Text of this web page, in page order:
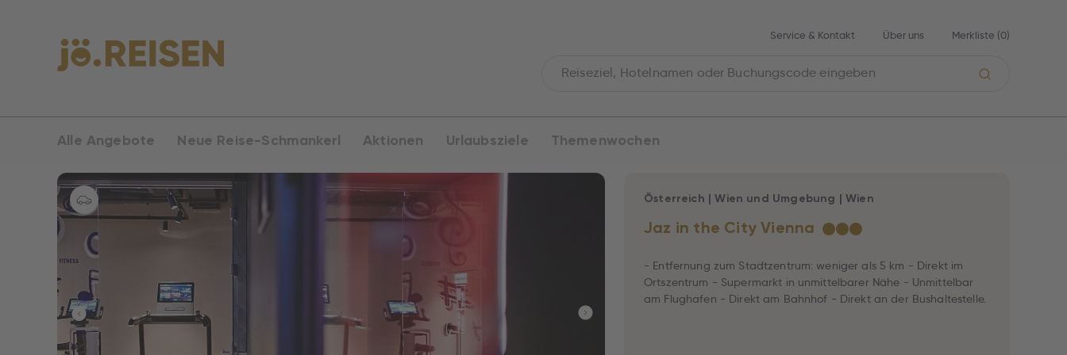
Service & Kontakt Über uns Merkliste (0)
Alle Angebote Neue Reise-Schmankerl Aktionen Urlaubsziele Themenwochen
Jaz in the City Vienna ★★★
Österreich |Wien und Umgebung | Wien
- Entfernung zum Stadtzentrum: weniger als 5 km - Direkt im
Ortszentrum - Supermarkt in unmittelbarer Nähe - Unmittelbar
am Flughafen - Direkt am Bahnhof - Direkt an der Bushaltestelle.